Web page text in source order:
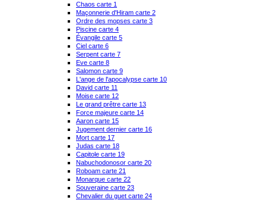
Chaos carte 1
Maçonnerie d'Hiram carte 2
Ordre des mopses carte 3
Piscine carte 4
Évangile carte 5
Ciel carte 6
Serpent carte 7
Eve carte 8
Salomon carte 9
L'ange de l'apocalypse carte 10
David carte 11
Moise carte 12
Le grand prêtre carte 13
Force majeure carte 14
Aaron carte 15
Jugement dernier carte 16
Mort carte 17
Judas carte 18
Capitole carte 19
Nabuchodonosor carte 20
Roboam carte 21
Monarque carte 22
Souveraine carte 23
Chevalier du guet carte 24